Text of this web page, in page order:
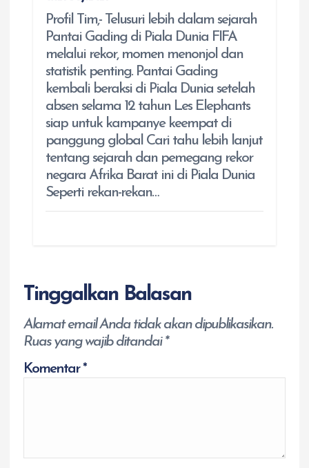
Profil Tim,- Telusuri lebih dalam sejarah
Pantai Gading di Piala Dunia FIFA
melalui rekor, momen menonjol dan
statistik penting. Pantai Gading
kembali beraksi di Piala Dunia setelah
absen selama 12 tahun Les Elephants
siap untuk kampanye keempat di
panggung global Cari tahu lebih lanjut
tentang sejarah dan pemegang rekor
negara Afrika Barat ini di Piala Dunia
Seperti rekan-rekan…
Tinggalkan Balasan
Alamat email Anda tidak akan dipublikasikan.
Ruas yang wajib ditandai*
Komentar*